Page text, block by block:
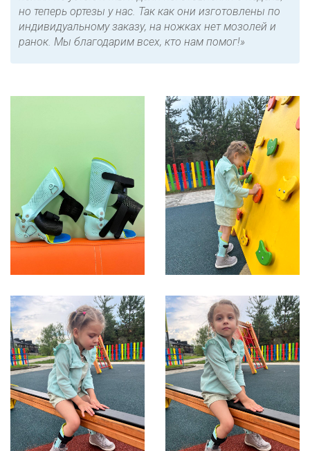
но теперь ортезы у нас. Так как они изготовлены по
индивидуальному заказу, на ножках нет мозолей и
ранок. Мы благодарим всех, кто нам помог!»